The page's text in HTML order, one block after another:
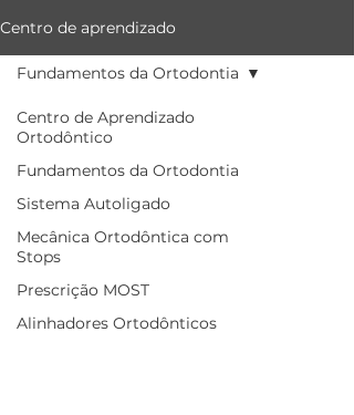
Centro de aprendizado
Centro de Aprendizado
Ortodôntico
Fundamentos da Ortodontia
Sistema Autoligado
Mecânica Ortodôntica com
Stops
Prescrição MOST
Alinhadores Ortodônticos
Fundamentos da Ortodontia